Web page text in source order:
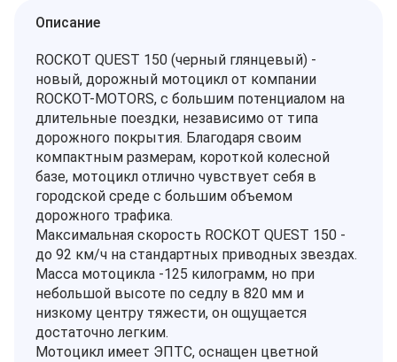
Описание
ROCKOT QUEST 150 (черный глянцевый) -
новый, дорожный мотоцикл от компании
ROCKOT-MOTORS, с большим потенциалом на
длительные поездки, независимо от типа
дорожного покрытия. Благодаря своим
компактным размерам, короткой колесной
базе, мотоцикл отлично чувствует себя в
городской среде с большим объемом
дорожного трафика.
Максимальная скорость ROCKOT QUEST 150 -
до 92 км/ч на стандартных приводных звездах.
Масса мотоцикла -125 килограмм, но при
небольшой высоте по седлу в 820 мм и
низкому центру тяжести, он ощущается
достаточно легким.
Мотоцикл имеет ЭПТС, оснащен цветной